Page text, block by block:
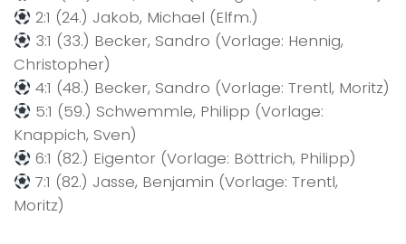
2:1 (24.) Jakob, Michael (Elfm.)
3:1 (33.) Becker, Sandro (Vorlage: Hennig,
Christopher)
4:1 (48.) Becker, Sandro (Vorlage: Trentl, Moritz)
5:1 (59.) Schwemmle, Philipp (Vorlage:
Knappich, Sven)
6:1 (82.) Eigentor (Vorlage: Böttrich, Philipp)
7:1 (82.) Jasse, Benjamin (Vorlage: Trentl,
Moritz)